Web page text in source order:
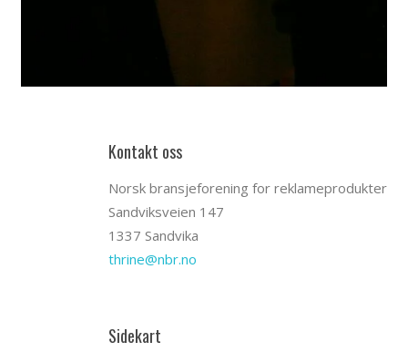
Kontakt oss
Norsk bransjeforening for reklameprodukter
Sandviksveien 147
1337 Sandvika
thrine@nbr.no
Sidekart